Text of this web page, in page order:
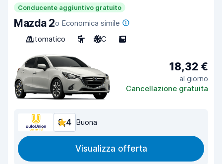
Conducente aggiuntivo gratuito
Mazda 2o Economica simile
Automatico
5 A/C 5
18,32 €
al giorno
Cancellazione gratuita
8,4 Buona
Visualizza offerta